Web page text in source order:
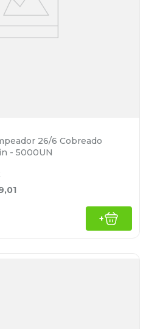
26/6 Cobreado
- 5000UN
,01
+